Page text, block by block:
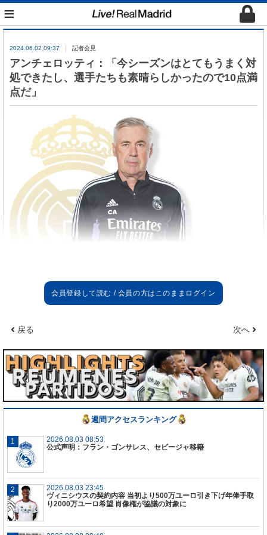
≡
2024.06.02 09:37 記者会見
アンチェロッティ：「今シーズンはとてもうまく対
処できたし、選手たちも素晴らしかったので10点満
点だ」
出席した。
ハーフタイムの様子
を少し明確にする必要があった。ドルトムントがど
いいプレーをしていた。我々は彼らのトランジショ
ンに対応するためにバランスを取る必要だったの
で、4-3-3に変更したんだ。物事がうまくいったし、
後半の姿勢は素晴らしかった。
我々は多くの問題を抱えてきたが、コミットメント
と集団的犠牲心でそれを補ってきたし、今日も同じ
ように勝つことができた。どちらか一方だけでは十
分ではない。我々は決して諦めず、常に戦ったの
で、このメンバーにとても満足しているよ。ロッカ
ールームは落ち着いていた。システム変更について
はみんなで話し合い、彼らがそれに同意し、実行し
てくれた。
戻る 次へ
週間アクセスランキング
2026.08.03 08:53
公式声明：フラン・ゴンサレス、セビージャ移籍
2026.08.03 23:45
ヴィニシウスの契約内容 当初より500万ユーロ引き下げ年俸手取
り2000万ユーロ希望 肖像権が協議の対象に